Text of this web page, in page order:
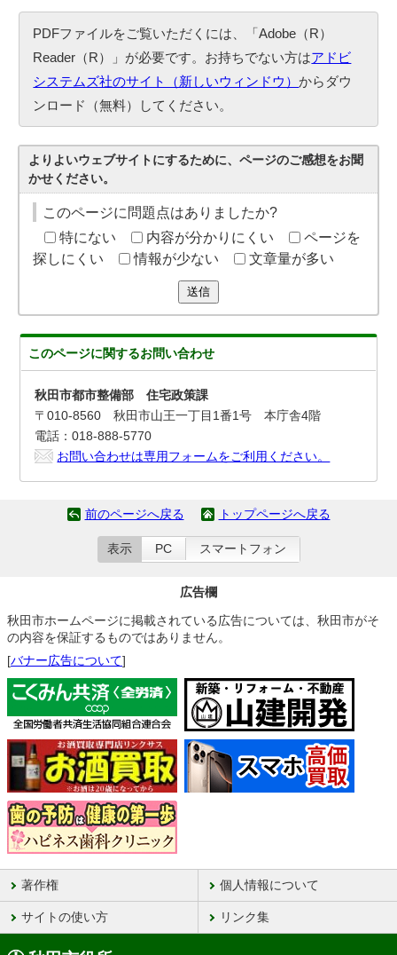
PDFファイルをご覧いただくには、「Adobe（R）
Reader（R）」が必要です。お持ちでない方はアドビ
システムズ社のサイト（新しいウィンドウ）からダウ
ンロード（無料）してください。
よりよいウェブサイトにするために、ページのご感想をお聞
かせください。
このページに問題点はありましたか?
特にない
内容が分かりにくい
ページを
探しにくい
情報が少ない 文章量が多い
送信
このページに関するお問い合わせ
秋田市都市整備部 住宅政策課
〒010-8560 秋田市山王一丁目1番1号 本庁舎4階
電話：018-888-5770
お問い合わせは専用フォームをご利用ください。
前のページへ戻る トップページへ戻る
表示 PC スマートフォン
広告欄
秋田市ホームページに掲載されている広告については、秋田市がそ
の内容を保証するものではありません。
[バナー広告について]
著作権 個人情報について
サイトの使い方 リンク集